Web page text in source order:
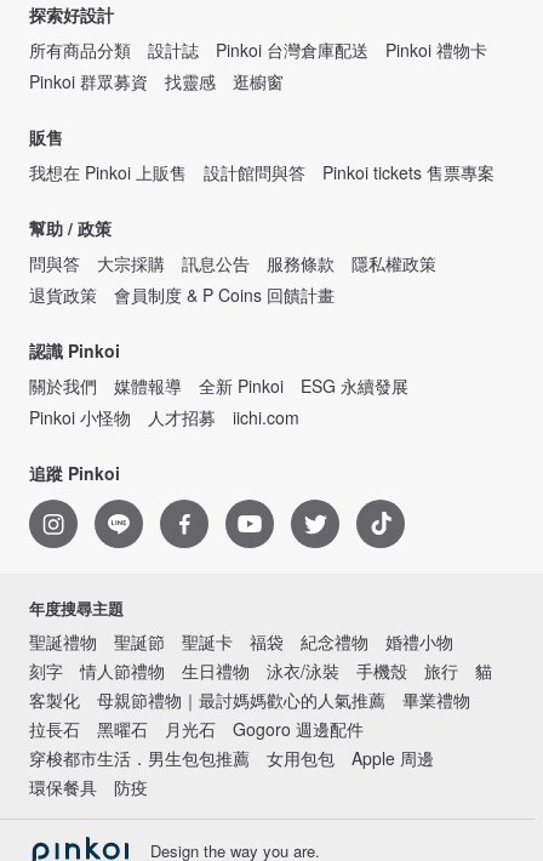
探索好設計
所有商品分類
設計誌 Pinkoi 台灣倉庫配送
Pinkoi 禮物卡
Pinkoi 群眾募資
找靈感 逛櫥窗
販售
我想在 Pinkoi 上販售
設計館問與答 Pinkoi tickets 售票專案
幫助 / 政策
問與答
大宗採購 訊息公告 服務條款
隱私權政策
退貨政策
會員制度 & P Coins 回饋計畫
認識 Pinkoi
關於我們
媒體報導 全新 Pinkoi
ESG 永續發展
Pinkoi 小怪物
人才招募 iichi.com
追蹤 Pinkoi
年度搜尋主題
聖誕禮物 聖誕節 聖誕卡 福袋 紀念禮物
婚禮小物
刻字
情人節禮物 生日禮物 泳衣/泳裝 手機殼 旅行
貓
客製化
母親節禮物｜最討媽媽歡心的人氣推薦
畢業禮物
拉長石
黑曜石 月光石
Gogoro 週邊配件
穿梭都市生活．男生包包推薦
女用包包
Apple 周邊
環保餐具
防疫
Design the way you are.